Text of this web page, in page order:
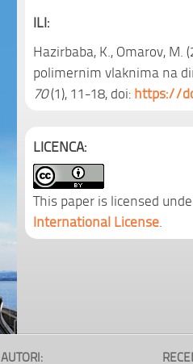
ILI:
Hazirbaba, K., Omarov, M.
polimernim vlaknima na
70(1), 11-18, doi:https://
LICENCA:
This paper is licensed
International License
AUTORI: